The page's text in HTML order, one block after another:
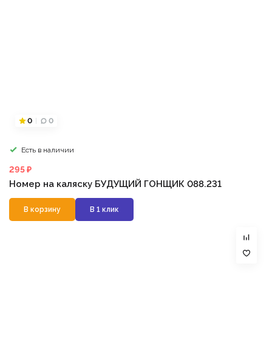
0 0
Есть в наличии
295 ₽
Номер на каляску БУДУЩИЙ ГОНЩИК 088.231
В корзину В 1 клик